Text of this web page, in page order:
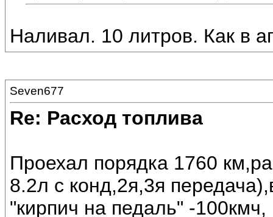
Наливал. 10 литров. Как в
Seven677
Re: Расход топлива
Проехал порядка 1760
8.2л с конд,2я,3я
"кирпич на педаль" -